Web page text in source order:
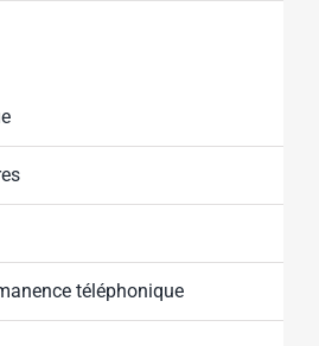
téléphonique